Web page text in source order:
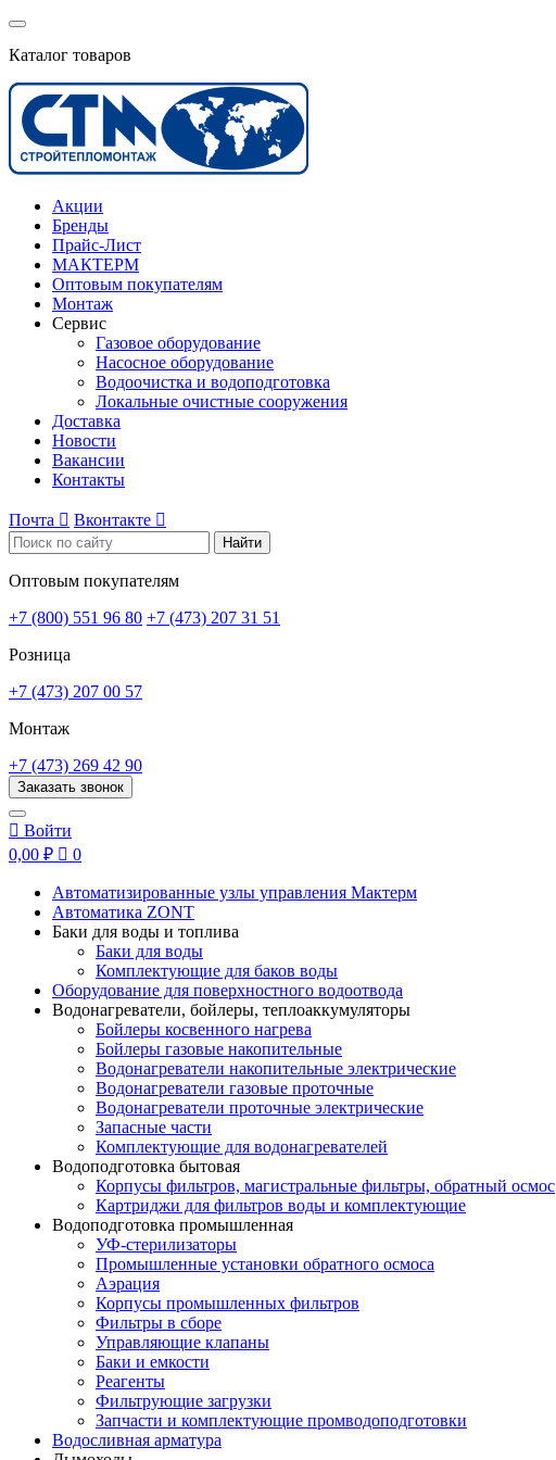
Каталог товаров
Акции
Бренды
Прайс-Лист
МАКТЕРМ
Оптовым покупателям
Монтаж
Сервис
Газовое оборудование
Насосное оборудование
Водоочистка и водоподготовка
Локальные очистные сооружения
Доставка
Новости
Вакансии
Контакты
Почта  Вконтакте 
Найти
Оптовым покупателям
+7 (800) 551 96 80 +7 (473) 207 31 51
Розница
+7 (473) 207 00 57
Монтаж
+7 (473) 269 42 90
Заказать звонок
 Войти
0,00 ₽  0
Автоматизированные узлы управления Мактерм
Автоматика ZONT
Баки для воды и топлива
Баки для воды
Комплектующие для баков воды
Оборудование для поверхностного водоотвода
Водонагреватели, бойлеры, теплоаккумуляторы
Бойлеры косвенного нагрева
Бойлеры газовые накопительные
Водонагреватели накопительные электрические
Водонагреватели газовые проточные
Водонагреватели проточные электрические
Запасные части
Комплектующие для водонагревателей
Водоподготовка бытовая
Корпусы фильтров, магистральные фильтры, обратный осмос
Картриджи для фильтров воды и комплектующие
Водоподготовка промышленная
УФ-стерилизаторы
Промышленные установки обратного осмоса
Аэрация
Корпусы промышленных фильтров
Фильтры в сборе
Управляющие клапаны
Баки и емкости
Реагенты
Фильтрующие загрузки
Запчасти и комплектующие промводоподготовки
Водосливная арматура